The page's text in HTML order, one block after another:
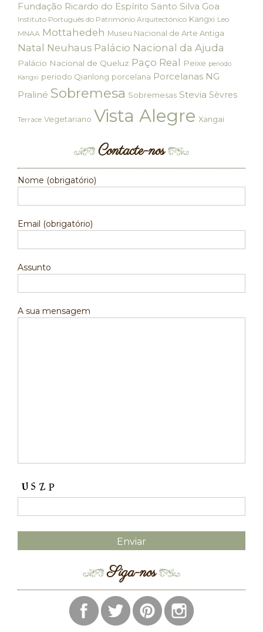
Fundação Ricardo do Espírito Santo Silva Goa
Instituto Português do Património Arquitectónico Kangxi Leo
MNAA Mottahedeh Museu Nacional de Arte Antiga
Natal Neuhaus Palácio Nacional da Ajuda
Palácio Nacional de Queluz Paço Real Peixe periodo
Kangxi periodo Qianlong porcelana Porcelanas NG
Praliné Sobremesa Sobremesas Stevia Sèvres
Terrace Vegetariano Vista Alegre Xangai
Contacte-nos
Nome (obrigatório)
Email (obrigatório)
Assunto
A sua mensagem
Siga-nos